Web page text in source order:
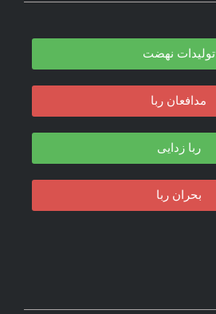
تولیدات نهضت
مدافعان ربا
ربا زدایی
بحران ربا